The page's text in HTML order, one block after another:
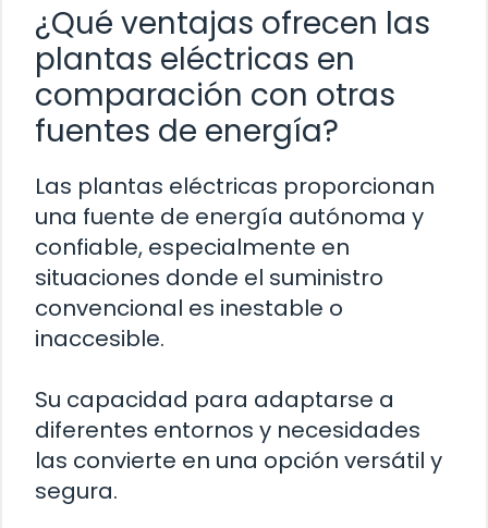
¿Qué ventajas ofrecen las
plantas eléctricas en
comparación con otras
fuentes de energía?
Las plantas eléctricas proporcionan
una fuente de energía autónoma y
confiable, especialmente en
situaciones donde el suministro
convencional es inestable o
inaccesible.
Su capacidad para adaptarse a
diferentes entornos y necesidades
las convierte en una opción versátil y
segura.